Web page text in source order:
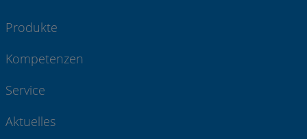
Produkte
Kompetenzen
Service
Aktuelles